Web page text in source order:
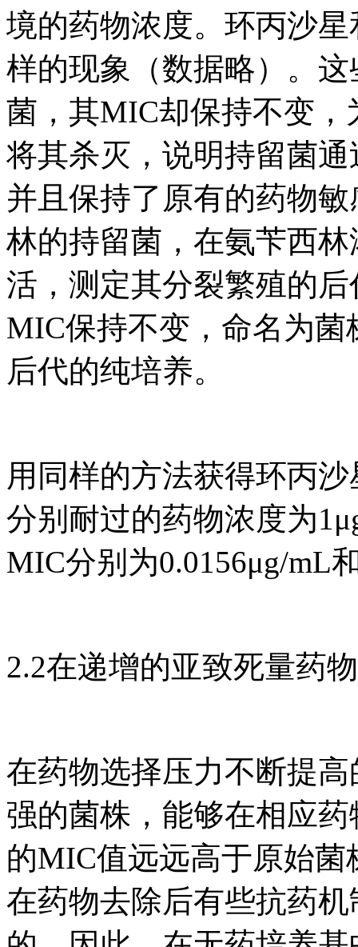
境的药物浓度。环丙沙
样的现象（数据略）。
菌，其MIC却保持不变
将其杀灭，说明持留菌
并且保持了原有的药物
林的持留菌，在氨苄西
活，测定其分裂繁殖的
MIC保持不变，命名为
后代的纯培养。
用同样的方法获得环丙
分别耐过的药物浓度为
MIC分别为0.0156μg/mL
2.2在递增的亚致死量药
在药物选择压力不断提
强的菌株，能够在相应
的MIC值远远高于原始
在药物去除后有些抗药